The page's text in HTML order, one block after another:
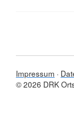
Impressum
© 2026 DRK